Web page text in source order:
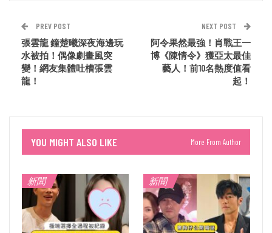
PREV POST
張雲龍 鐘楚曦深夜海邊玩
水被拍！偶像劇畫風突
變！網友集體吐槽張雲
龍！
NEXT POST
阿令果然最強！肖戰王一
博《陳情令》獲亞太最佳
藝人！前10名熱度值看
起！
YOU MIGHT ALSO LIKE More From Author
新聞 新聞